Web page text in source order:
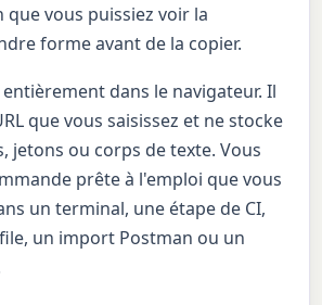
que vous puissiez voir la
forme avant de la copier.
dans le navigateur. Il
que vous saisissez et ne stocke
jetons ou corps de texte. Vous
prête à l'emploi que vous
un terminal, une étape de CI,
un import Postman ou un